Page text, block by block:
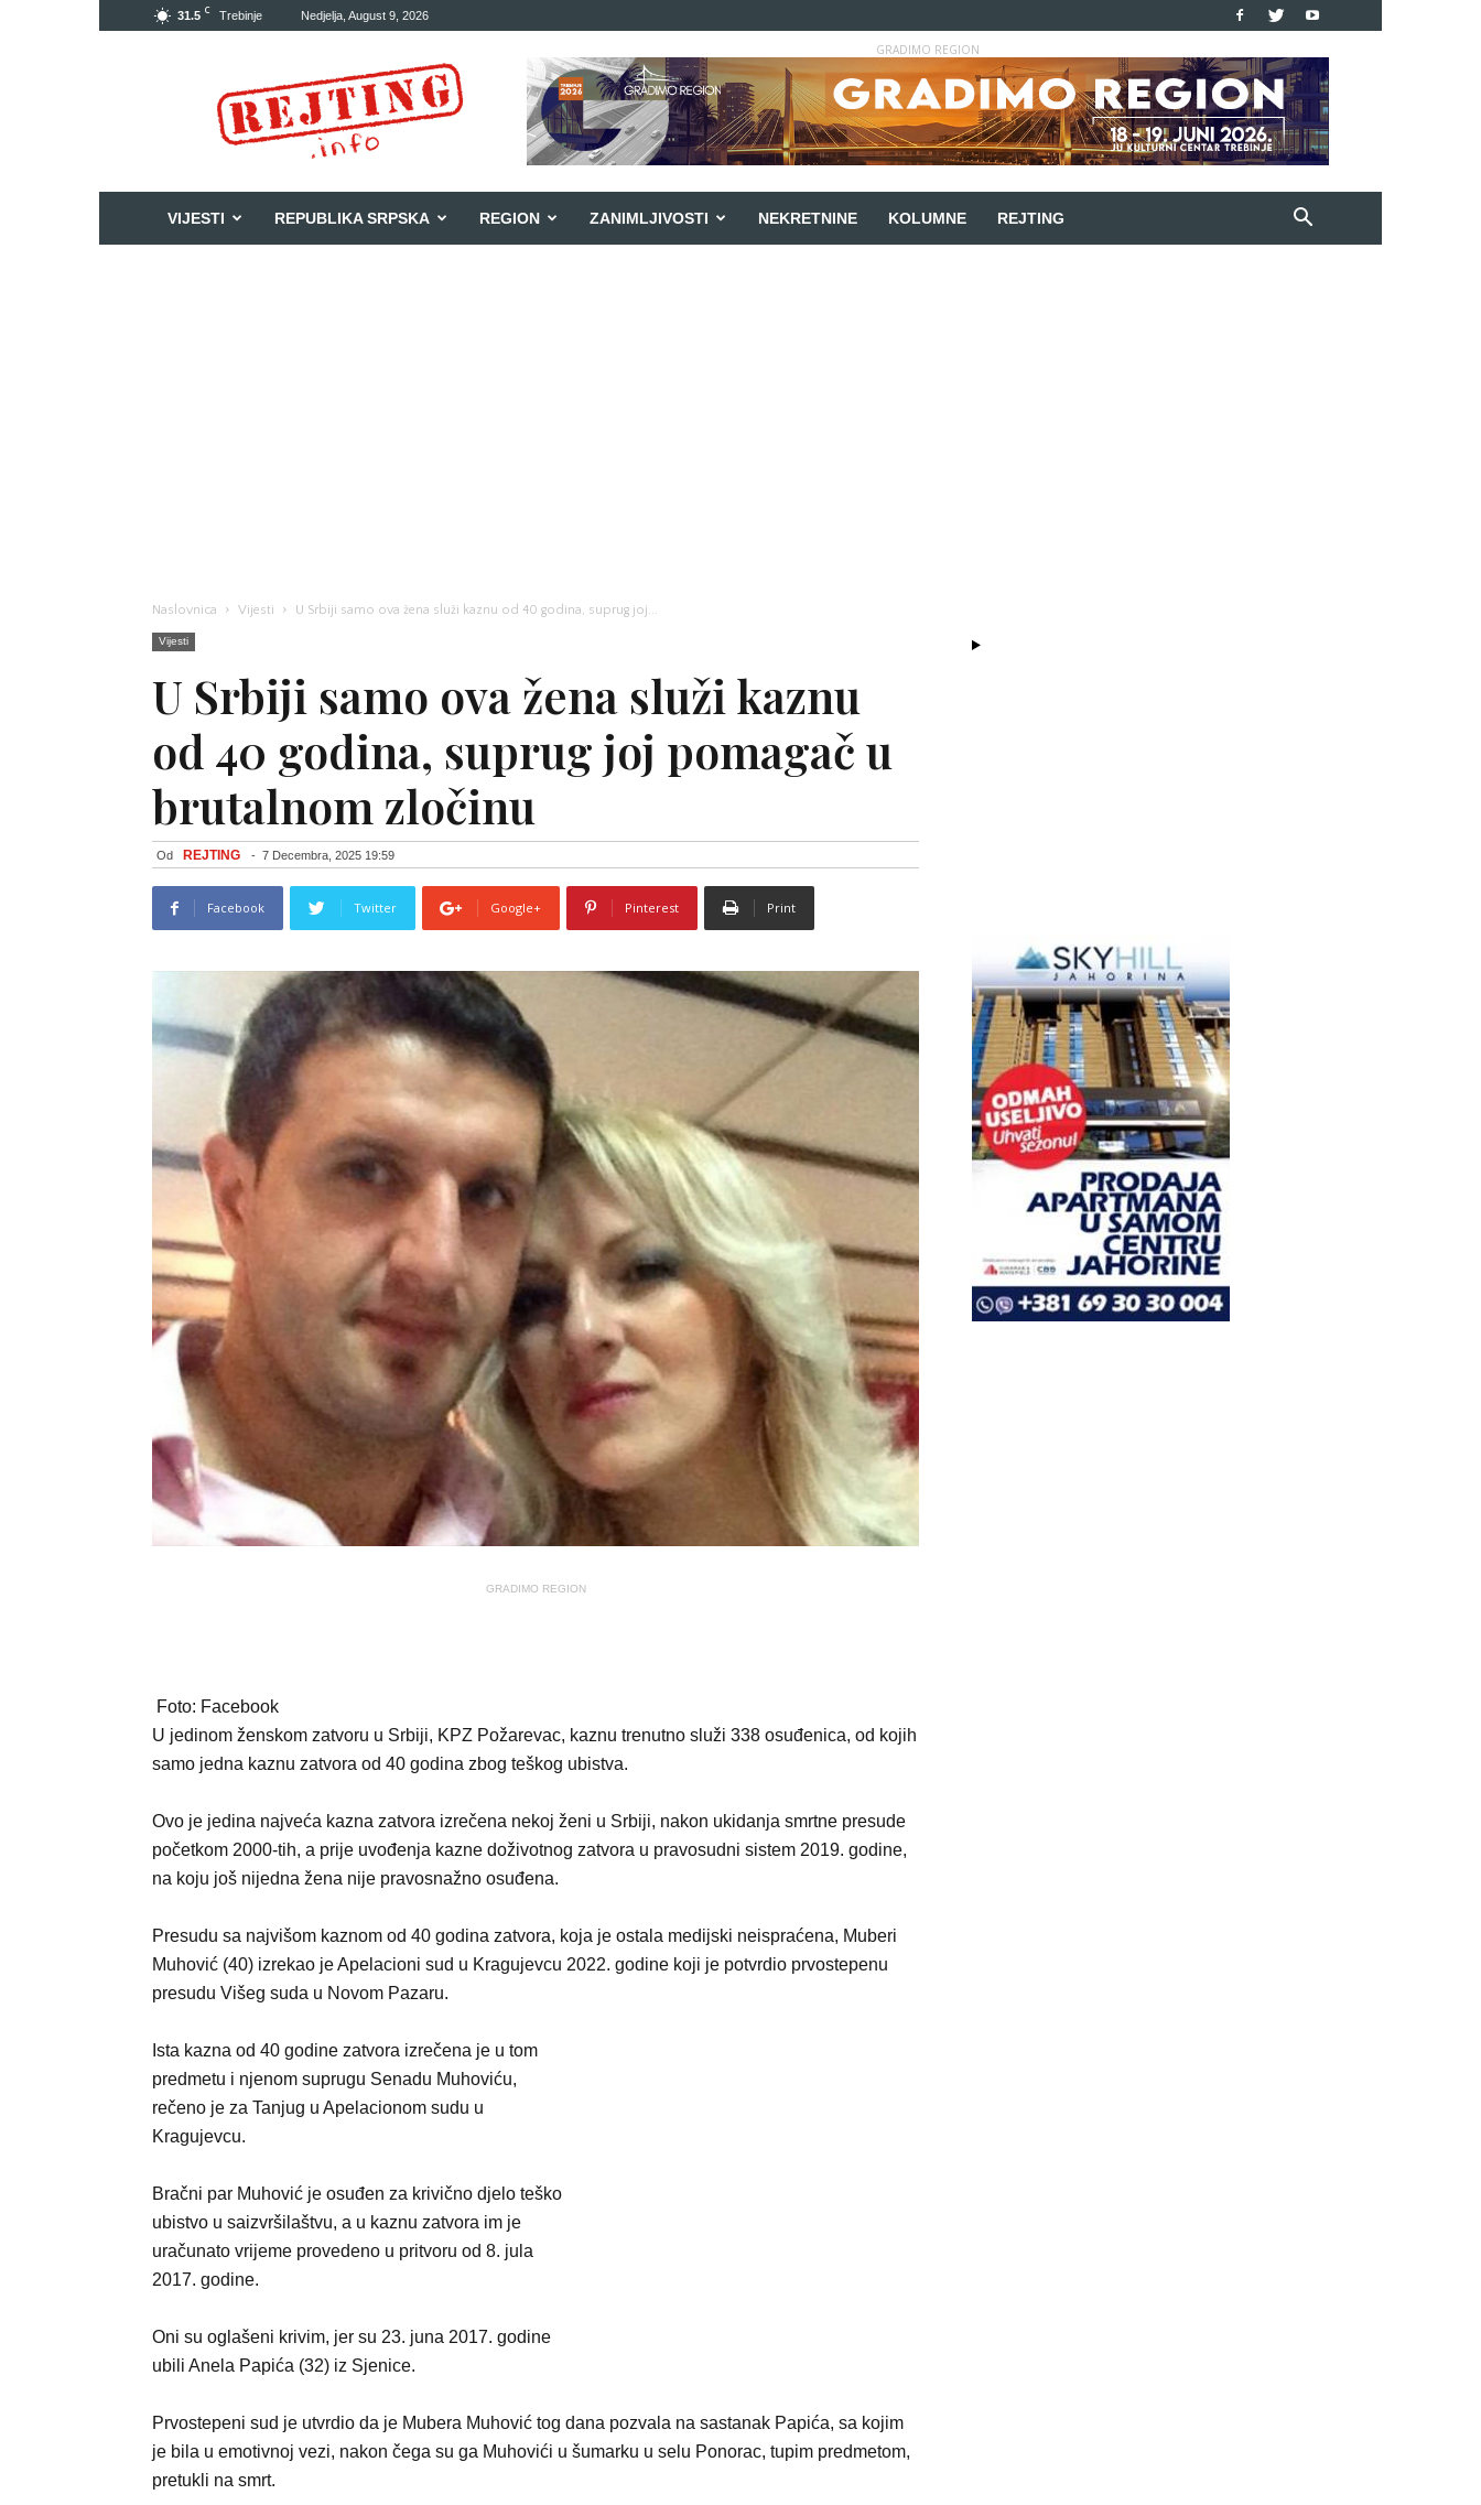
31.5 C Trebinje Nedjelja, August 9, 2026
GRADIMO REGION
VIJESTI REPUBLIKA SRPSKA REGION ZANIMLJIVOSTI NEKRETNINE KOLUMNE REJTING
Naslovnica Vijesti U Srbiji samo ova žena služi kaznu od 40 godina, suprug joj...
Vijesti
U Srbiji samo ova žena služi kaznu
od 40 godina, suprug joj pomagač u
brutalnom zločinu
Od REJTING - 7 Decembra, 2025 19:59
Facebook Twitter Google+ Pinterest Print
GRADIMO REGION
Foto: Facebook
U jedinom ženskom zatvoru u Srbiji, KPZ Požarevac, kaznu trenutno služi 338 osuđenica, od kojih
samo jedna kaznu zatvora od 40 godina zbog teškog ubistva.
Ovo je jedina najveća kazna zatvora izrečena nekoj ženi u Srbiji, nakon ukidanja smrtne presude
početkom 2000-tih, a prije uvođenja kazne doživotnog zatvora u pravosudni sistem 2019. godine,
na koju još nijedna žena nije pravosnažno osuđena.
Presudu sa najvišom kaznom od 40 godina zatvora, koja je ostala medijski neispraćena, Muberi
Muhović (40) izrekao je Apelacioni sud u Kragujevcu 2022. godine koji je potvrdio prvostepenu
presudu Višeg suda u Novom Pazaru.
Ista kazna od 40 godine zatvora izrečena je u tom
predmetu i njenom suprugu Senadu Muhoviću,
rečeno je za Tanjug u Apelacionom sudu u
Kragujevcu.
Bračni par Muhović je osuđen za krivično djelo teško
ubistvo u saizvršilaštvu, a u kaznu zatvora im je
uračunato vrijeme provedeno u pritvoru od 8. jula
2017. godine.
Oni su oglašeni krivim, jer su 23. juna 2017. godine
ubili Anela Papića (32) iz Sjenice.
Prvostepeni sud je utvrdio da je Mubera Muhović tog dana pozvala na sastanak Papića, sa kojim
je bila u emotivnoj vezi, nakon čega su ga Muhovići u šumarku u selu Ponorac, tupim predmetom,
pretukli na smrt.